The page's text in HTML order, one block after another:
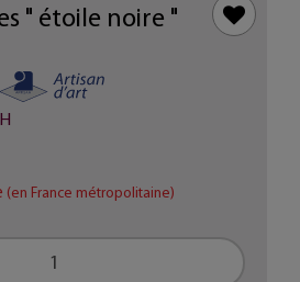
" étoile noire "
(en France métropolitaine)